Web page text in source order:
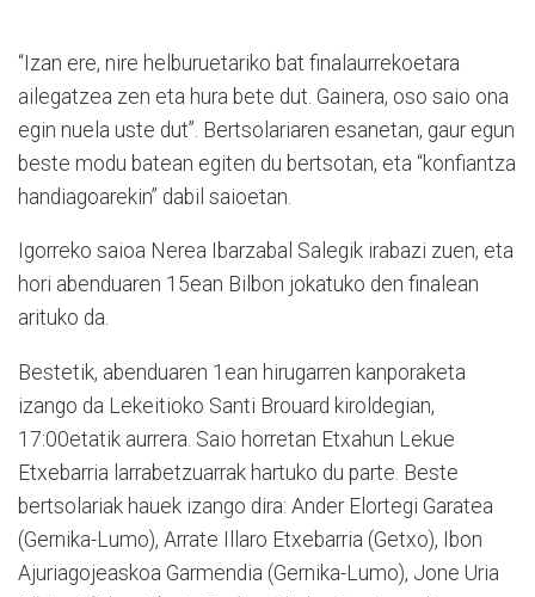
“Izan ere, nire helburuetariko bat finalaurrekoetara
ailegatzea zen eta hura bete dut. Gainera, oso saio ona
egin nuela uste dut”. Bertsolariaren esanetan, gaur egun
beste modu batean egiten du bertsotan, eta “konfiantza
handiagoarekin” dabil saioetan.
Igorreko saioa Nerea Ibarzabal Salegik irabazi zuen, eta
hori abenduaren 15ean Bilbon jokatuko den finalean
arituko da.
Bestetik, abenduaren 1ean hirugarren kanporaketa
izango da Lekeitioko Santi Brouard kiroldegian,
17:00etatik aurrera. Saio horretan Etxahun Lekue
Etxebarria larrabetzuarrak hartuko du parte. Beste
bertsolariak hauek izango dira: Ander Elortegi Garatea
(Gernika-Lumo), Arrate Illaro Etxebarria (Getxo), Ibon
Ajuriagojeaskoa Garmendia (Gernika-Lumo), Jone Uria